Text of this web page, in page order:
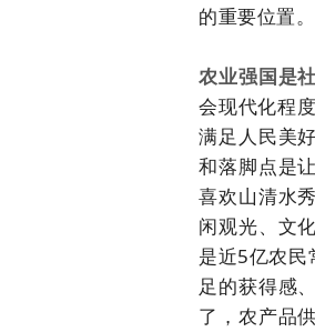
的重要位置。
农业强国是
会现代化程
满足人民美
和落脚点是
喜欢山清水
闲观光、文
是近5亿农民
足的获得感
了，农产品